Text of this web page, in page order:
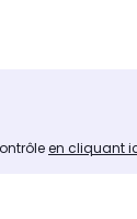
en cliquant